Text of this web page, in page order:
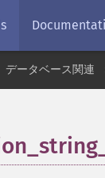
データベース関連